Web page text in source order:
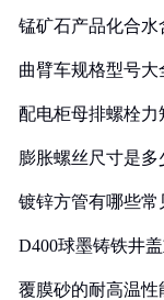
锰矿石产品化合水
曲臂车规格型号大
配电柜母排螺栓
膨胀螺丝尺寸是多
镀锌方管有哪些常
D400球墨铸铁井
覆膜砂的耐高温性